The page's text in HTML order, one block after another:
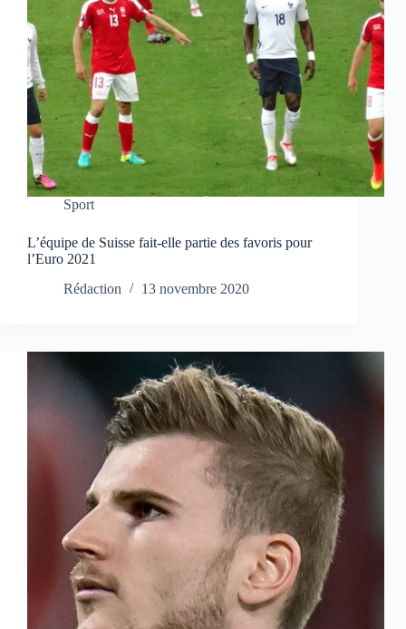
Sport
L’équipe de Suisse fait-elle partie des favoris pour
l’Euro 2021
Rédaction
13 novembre 2020